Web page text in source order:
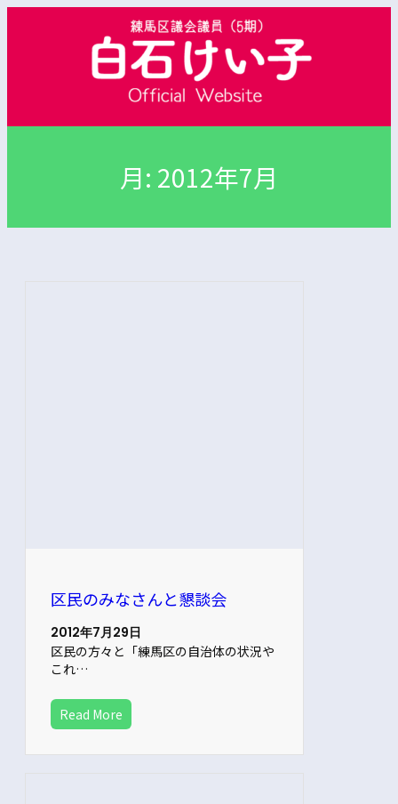
プ
月: 2012年7月
区民のみなさんと懇談会
2012年7月29日
区民の方々と「練馬区の自治体の状況や
これ…
Read More